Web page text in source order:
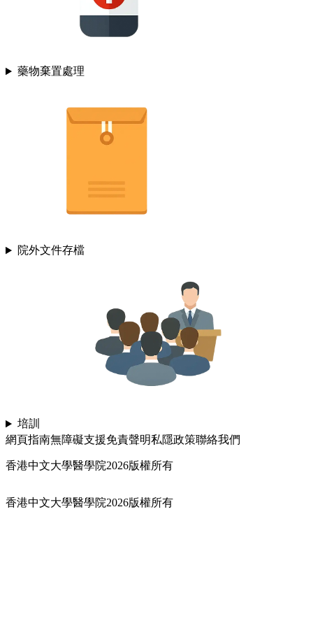
藥物棄置處理
院外文件存檔
培訓
網頁指南無障礙支援免責聲明私隱政策聯絡我們
香港中文大學醫學院2026版權所有
香港中文大學醫學院2026版權所有